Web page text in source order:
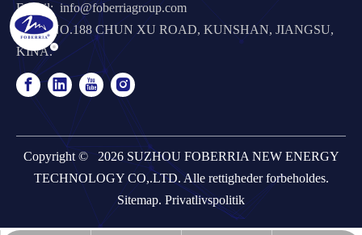
E-mail:info@foberriagroup.com
Tilføj: NO.188 CHUN XU ROAD, KUNSHAN, JIANGSU,
KINA.
Copyright © 2026SUZHOU FOBERRIA NEW ENERGY
TECHNOLOGY CO,.LTD. Alle rettigheder forbeholdes.
Sitemap. Privatlivspolitik